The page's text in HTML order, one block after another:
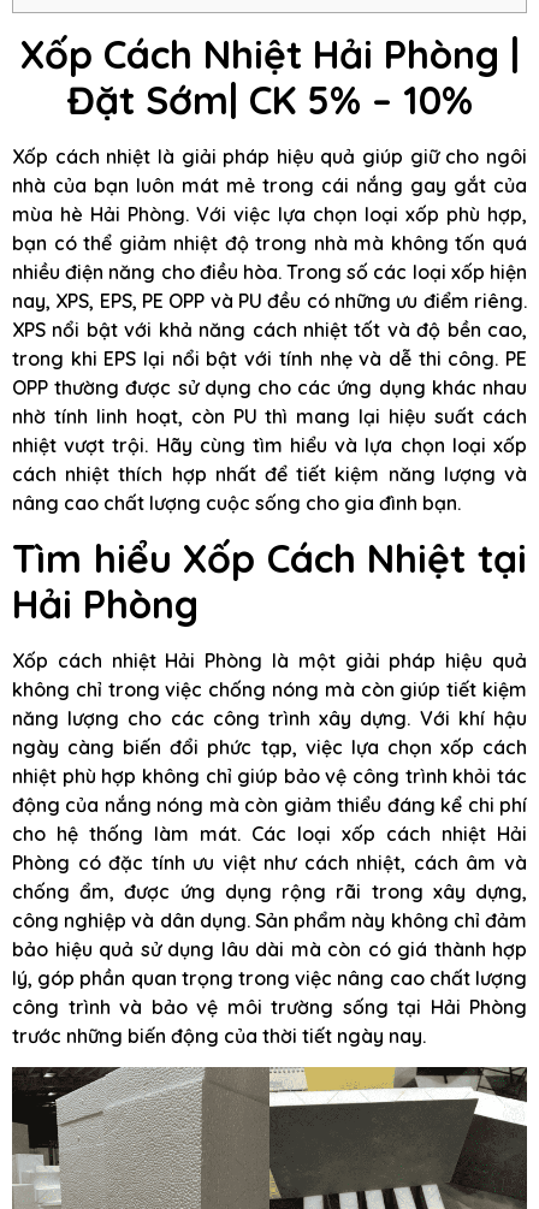
Xốp Cách Nhiệt Hải Phòng |
Đặt Sớm| CK 5% – 10%
Xốp cách nhiệt là giải pháp hiệu quả giúp giữ cho ngôi
nhà của bạn luôn mát mẻ trong cái nắng gay gắt của
mùa hè Hải Phòng. Với việc lựa chọn loại xốp phù hợp,
bạn có thể giảm nhiệt độ trong nhà mà không tốn quá
nhiều điện năng cho điều hòa. Trong số các loại xốp hiện
nay, XPS, EPS, PE OPP và PU đều có những ưu điểm riêng.
XPS nổi bật với khả năng cách nhiệt tốt và độ bền cao,
trong khi EPS lại nổi bật với tính nhẹ và dễ thi công. PE
OPP thường được sử dụng cho các ứng dụng khác nhau
nhờ tính linh hoạt, còn PU thì mang lại hiệu suất cách
nhiệt vượt trội. Hãy cùng tìm hiểu và lựa chọn loại xốp
cách nhiệt thích hợp nhất để tiết kiệm năng lượng và
nâng cao chất lượng cuộc sống cho gia đình bạn.
Tìm hiểu Xốp Cách Nhiệt tại
Hải Phòng
Xốp cách nhiệt Hải Phòng là một giải pháp hiệu quả
không chỉ trong việc chống nóng mà còn giúp tiết kiệm
năng lượng cho các công trình xây dựng. Với khí hậu
ngày càng biến đổi phức tạp, việc lựa chọn xốp cách
nhiệt phù hợp không chỉ giúp bảo vệ công trình khỏi tác
động của nắng nóng mà còn giảm thiểu đáng kể chi phí
cho hệ thống làm mát. Các loại xốp cách nhiệt Hải
Phòng có đặc tính ưu việt như cách nhiệt, cách âm và
chống ẩm, được ứng dụng rộng rãi trong xây dựng,
công nghiệp và dân dụng. Sản phẩm này không chỉ đảm
bảo hiệu quả sử dụng lâu dài mà còn có giá thành hợp
lý, góp phần quan trọng trong việc nâng cao chất lượng
công trình và bảo vệ môi trường sống tại Hải Phòng
trước những biến động của thời tiết ngày nay.